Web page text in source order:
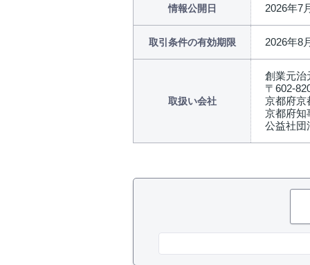
情報公開日 2026年7
取引条件の有効期限 2026年8
取扱い会社
創業元治
〒602-
京都府京
京都府知
公益社団